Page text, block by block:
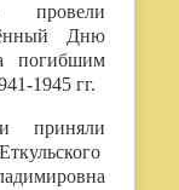
провели
Дню
погибшим
1945 гг.
приняли